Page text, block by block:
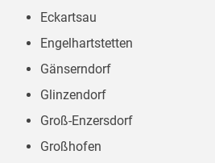
Eckartsau
Engelhartstetten
Gänserndorf
Glinzendorf
Groß-Enzersdorf
Großhofen